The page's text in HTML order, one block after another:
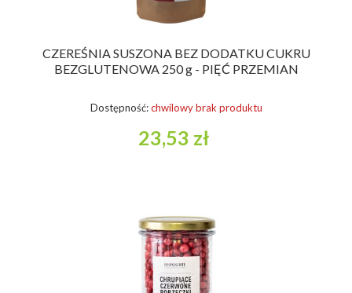
CZEREŚNIA SUSZONA BEZ DODATKU CUKRU
BEZGLUTENOWA 250 g - PIĘĆ PRZEMIAN
Dostępność: chwilowy brak produktu
23,53 zł